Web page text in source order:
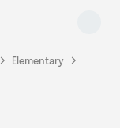
Elementary